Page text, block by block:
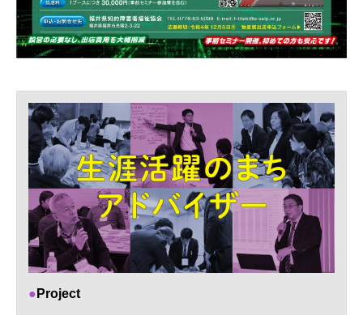
Project